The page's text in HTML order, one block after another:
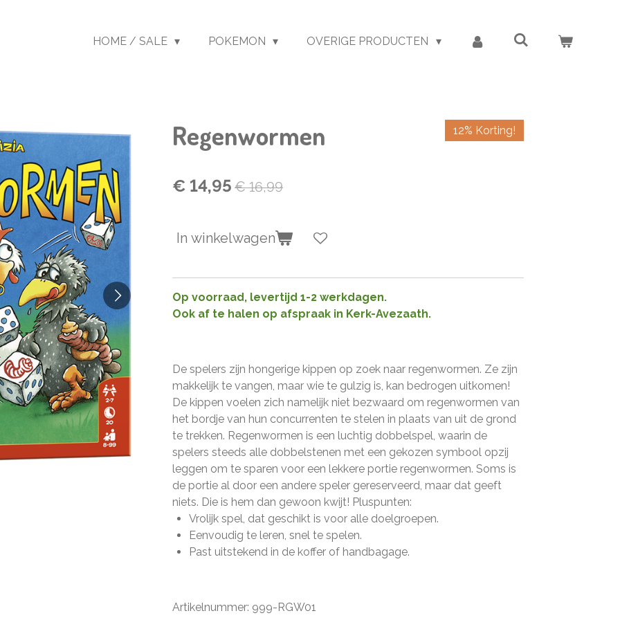
HOME / SALE POKEMON OVERIGE PRODUCTEN
Regenwormen 12% Korting!
€ 14,95 € 16,99
In winkelwagen
Op voorraad, levertijd 1-2 werkdagen.
Ook af te halen op afspraak in Kerk-Avezaath.
De spelers zijn hongerige kippen op zoek naar regenwormen. Ze zijn
makkelijk te vangen, maar wie te gulzig is, kan bedrogen uitkomen!
De kippen voelen zich namelijk niet bezwaard om regenwormen van
het bordje van hun concurrenten te stelen in plaats van uit de grond
te trekken. Regenwormen is een luchtig dobbelspel, waarin de
spelers steeds alle dobbelstenen met een gekozen symbool opzij
leggen om te sparen voor een lekkere portie regenwormen. Soms is
de portie al door een andere speler gereserveerd, maar dat geeft
niets. Die is hem dan gewoon kwijt! Pluspunten:
Vrolijk spel, dat geschikt is voor alle doelgroepen.
Eenvoudig te leren, snel te spelen.
Past uitstekend in de koffer of handbagage.
Artikelnummer: 999-RGW01